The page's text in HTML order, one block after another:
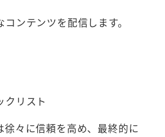
ンテンツを配信します。
クリスト
徐々に信頼を高め、最終的に